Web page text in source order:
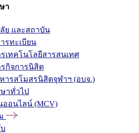
า
ย และสถาบัน
รทะเบียน
เทคโนโลยีสารสนเทศ
กิจการนิสิต
ารสโมสรนิสิตจุฬาฯ (อบจ.)
าทั่วไป
ออนไลน์ (MCV)